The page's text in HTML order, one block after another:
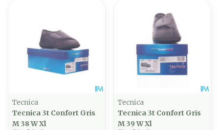
Tecnica
Tecnica 3t Confort Gris
M 38 W Xl
Tecnica
Tecnica 3t Confort Gris
M 39 W Xl